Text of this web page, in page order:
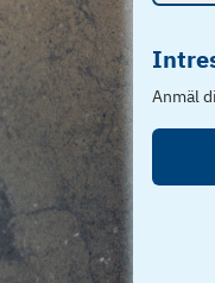
Anmäl